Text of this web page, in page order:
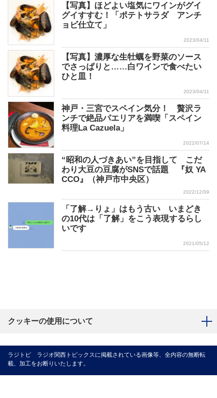
【写真】ほどよい塩気にワインがグイ
グイすすむ！「ポテトサラダ アンチ
ョビ仕立て」
2023/04/11
【写真】濃厚な生牡蠣を野菜のソース
でさっぱりと……白ワインで食べたい
ひと皿！
2023/04/11
神戸・三宮でスペイン気分！ 贅沢ラ
ンチで絶品パエリアを満喫「スペイン
料理La Cazuela」
2022/07/14
“昭和の人づきあい”を目指して こだ
わり大豆の豆腐がSNSで話題 『奴 YA
CCO』（神戸市中央区）
2022/12/09
「了解→りょ」はもう古い いまどき
の10代は「了解」をこう表現するらし
いです
2021/05/12
クッキーの使用について
ラジトピ ラジオ関西トピックスに掲載されている画像等、全内容の無断転
載、加工をお断りいたします。